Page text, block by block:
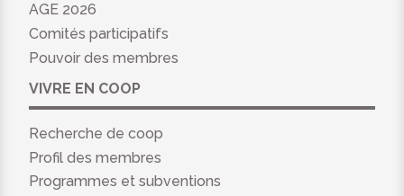
AGE 2026
Comités participatifs
Pouvoir des membres
VIVRE EN COOP
Recherche de coop
Profil des membres
Programmes et subventions